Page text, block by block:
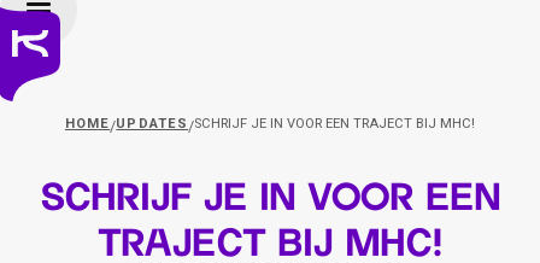
HOME/UPDATES/SCHRIJF JE IN VOOR EEN TRAJECT BIJ MHC!
Schrijf je in voor een
traject bij MHC!